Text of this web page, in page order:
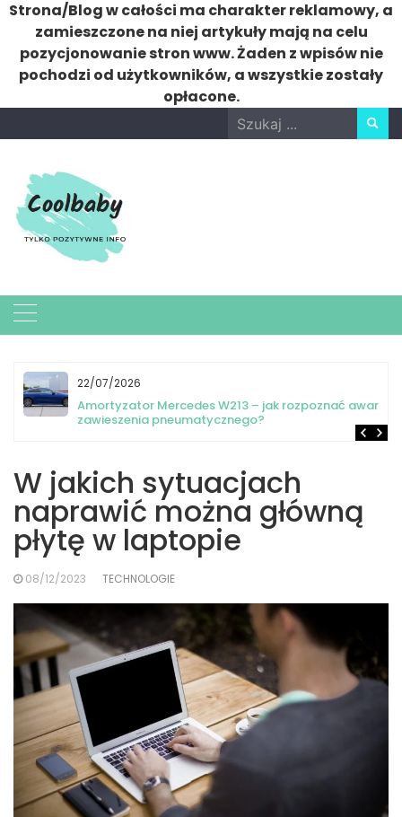
Strona/Blog w całości ma charakter reklamowy, a
zamieszczone na niej artykuły mają na celu
pozycjonowanie stron www. Żaden z wpisów nie
pochodzi od użytkowników, a wszystkie zostały
opłacone.
to
Search
for:
22/07/2026
Amortyzator Mercedes W213 – jak rozpoznać awarię
zawieszenia pneumatycznego?
W jakich sytuacjach
naprawić można główną
płytę w laptopie
08/12/2023 TECHNOLOGIE